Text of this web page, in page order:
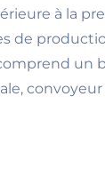
à la
de
un